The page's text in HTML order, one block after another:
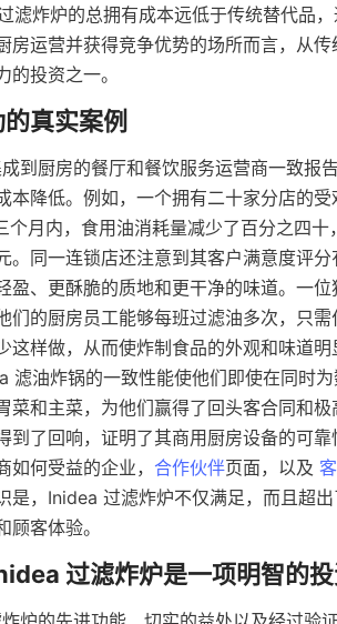
滤炸炉的总拥有成本远低于传统替代品
房运营并获得竞争优势的场所而言，从
投资之一。
到厨房的餐厅和餐饮服务运营商一致报
本降低。例如，一个拥有二十家分店的
个月内，食用油消耗量减少了百分之四
。同一连锁店还注意到其客户满意度评
盈、更酥脆的质地和更干净的味道。一
们的厨房员工能够每班过滤油多次，只
这样做，从而使炸制食品的外观和味道
滤油炸锅的一致性能使他们即使在同时
菜和主菜，为他们赢得了回头客合同和
到了回响，证明了其商用厨房设备的可
何受益的企业， 合作伙伴页面，以及
是，Inidea 过滤炸炉不仅满足，而且超